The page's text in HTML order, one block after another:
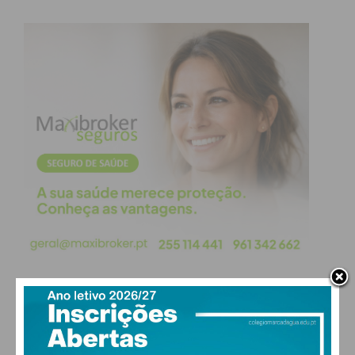
O nascimento de um filho é um dos momentos mais
importantes da vida de um homem, cheio de
sentimentos contraditórios, como ansiedade,
nervosismo, preocupação, medo, mas também
repleto de sentimentos positivos como a sensação
de apoio prestado à sua companheira, alegria,
Os enfermeiros especialistas em saúde materna e
obstétrica encontram-se numa posição privilegiada
momento, tornando o nascimento do bebé num
momento em família, para a família, fortalecendo a
interação e os laços afetivos entre a mãe, o pai e o
bebé.